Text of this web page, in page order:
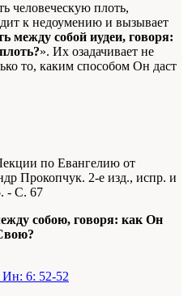
человеческую плоть,
к недоумению и вызывает
между собой иудеи, говоря:
». Их озадачивает не
то, каким способом Он даст
по Евангелию от
Прокопчук. 2-е изд., испр. и
- С. 67
собою, говоря: как Он
Ин: 6: 52-52